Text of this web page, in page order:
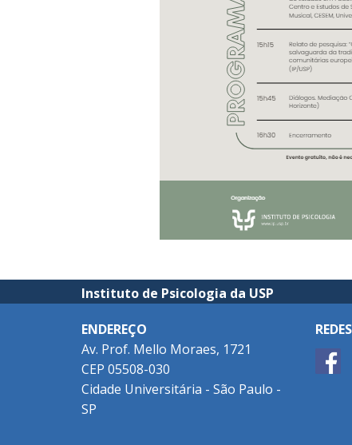
Instituto de Psicologia da USP
ENDEREÇO
Av. Prof. Mello Moraes, 1721
CEP 05508-030
Cidade Universitária - São Paulo -
SP